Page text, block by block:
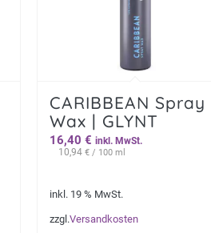
CARIBBEAN Spray
Wax | GLYNT
16,40€ inkl. MwSt.
10,94€ / 100 ml
inkl. 19 % MwSt.
zzgl.Versandkosten